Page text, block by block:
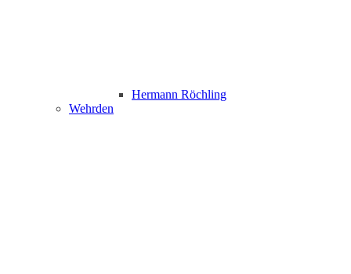
Hermann Röchling
Wehrden